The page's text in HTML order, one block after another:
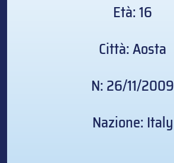
Età: 16
Città: Aosta
N: 26/11/2009
Nazione: Italy